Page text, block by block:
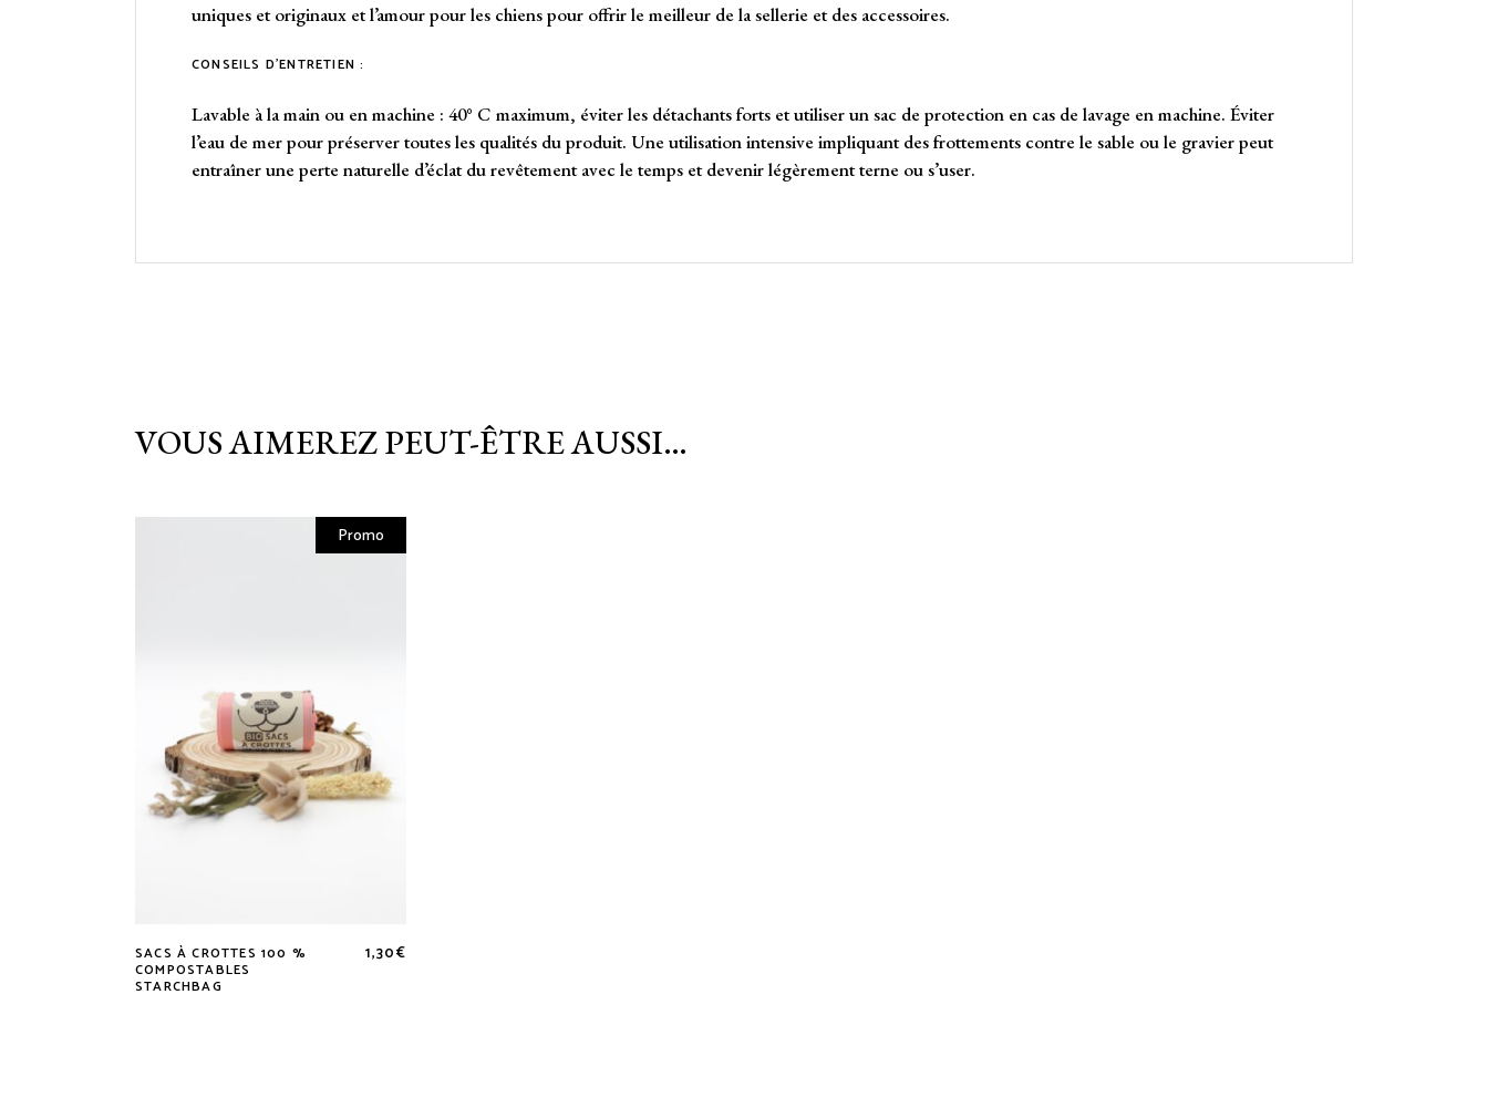
uniques et originaux et l’amour pour les chiens pour offrir le meilleur de la sellerie et des accessoires.
CONSEILS D’ENTRETIEN :
Lavable à la main ou en machine : 40° C maximum, éviter les détachants forts et utiliser un sac de protection en cas de lavage en machine. Éviter
l’eau de mer pour préserver toutes les qualités du produit. Une utilisation intensive impliquant des frottements contre le sable ou le gravier peut
entraîner une perte naturelle d’éclat du revêtement avec le temps et devenir légèrement terne ou s’user.
VOUS AIMEREZ PEUT-ÊTRE AUSSI…
Promo
SACS À CROTTES 100 %
COMPOSTABLES
STARCHBAG
1,30€